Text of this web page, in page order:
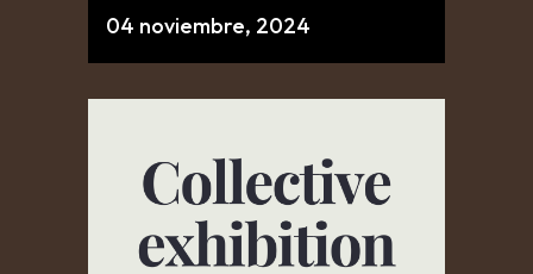
04 noviembre, 2024